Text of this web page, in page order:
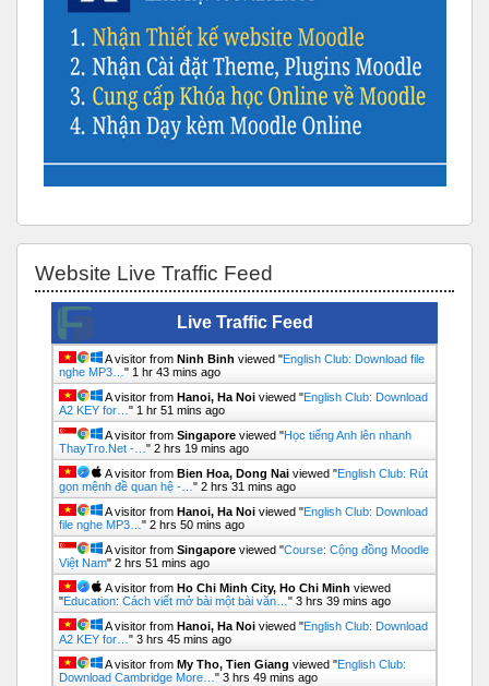
Website Live Traffic Feed
Live Traffic Feed
A visitor from Ninh Binh viewed "English Club: Download file
nghe MP3… " 1 hr 43 mins ago
A visitor from Hanoi, Ha Noi viewed "English Club: Download
A2 KEY for… " 1 hr 51 mins ago
A visitor from Singapore viewed "Học tiếng Anh lên nhanh
ThayTro.Net -… " 2 hrs 19 mins ago
A visitor from Bien Hoa, Dong Nai viewed "English Club: Rút
gọn mệnh đề quan hệ -… " 2 hrs 31 mins ago
A visitor from Hanoi, Ha Noi viewed "English Club: Download
file nghe MP3… " 2 hrs 50 mins ago
A visitor from Singapore viewed "Course: Cộng đồng Moodle
Việt Nam" 2 hrs 51 mins ago
A visitor from Ho Chi Minh City, Ho Chi Minh viewed
"Education: Cách viết mở bài một bài văn… " 3 hrs 39 mins ago
A visitor from Hanoi, Ha Noi viewed "English Club: Download
A2 KEY for… " 3 hrs 45 mins ago
A visitor from My Tho, Tien Giang viewed "English Club:
Download Cambridge More… " 3 hrs 49 mins ago